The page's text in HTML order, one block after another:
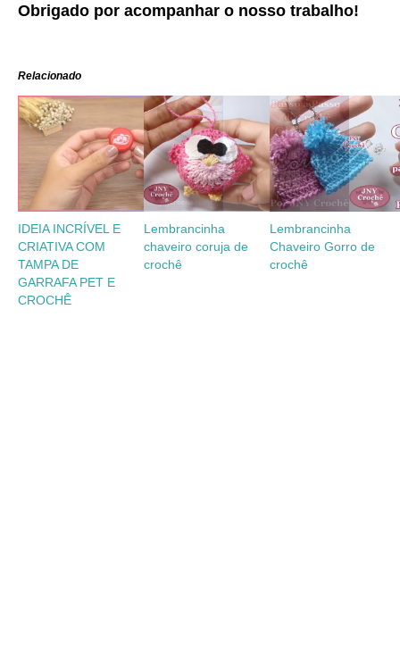
Obrigado por acompanhar o nosso trabalho!
Relacionado
IDEIA INCRÍVEL E
CRIATIVA COM
TAMPA DE
GARRAFA PET E
CROCHÊ
Lembrancinha
chaveiro coruja de
crochê
Lembrancinha
Chaveiro Gorro de
crochê